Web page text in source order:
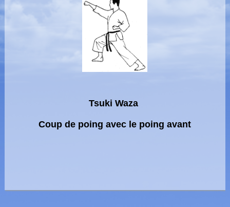
Tsuki Waza
Coup de poing avec le poing avant